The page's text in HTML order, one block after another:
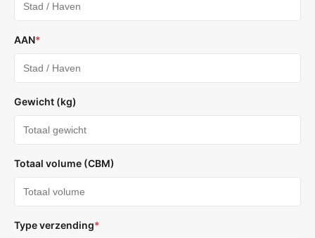
AAN*
Gewicht (kg)
Totaal volume (CBM)
Type verzending*